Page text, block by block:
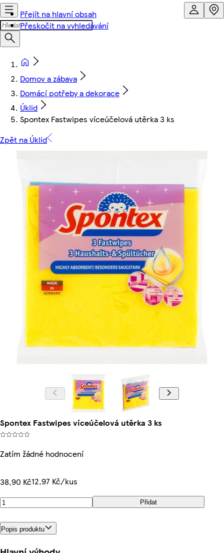
Přejít na hlavní obsah
Přeskočit na vyhledávání
Domov a zábava
Domácí potřeby a dekorace
Úklid
Spontex Fastwipes víceúčelová utěrka 3 ks
Zpět na Úklid
Spontex Fastwipes víceúčelová utěrka 3 ks
Zatím žádné hodnocení
38,90 Kč12,97 Kč/kus
Přidat
Popis produktu